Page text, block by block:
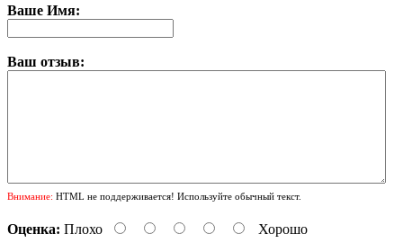
Ваше Имя:
Ваш отзыв:
Внимание: HTML не поддерживается! Используйте обычный текст.
Оценка: Плохо Хорошо